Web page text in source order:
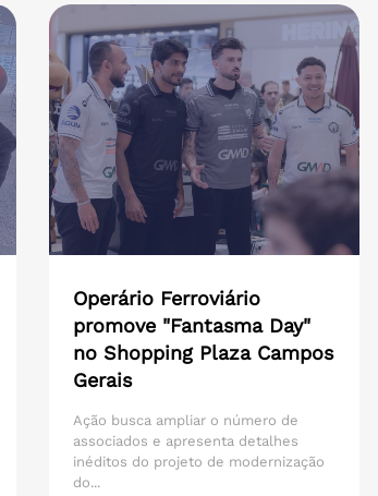
Operário Ferroviário
promove "Fantasma Day"
no Shopping Plaza Campos
Gerais
Ação busca ampliar o número de
associados e apresenta detalhes
inéditos do projeto de modernização
do...